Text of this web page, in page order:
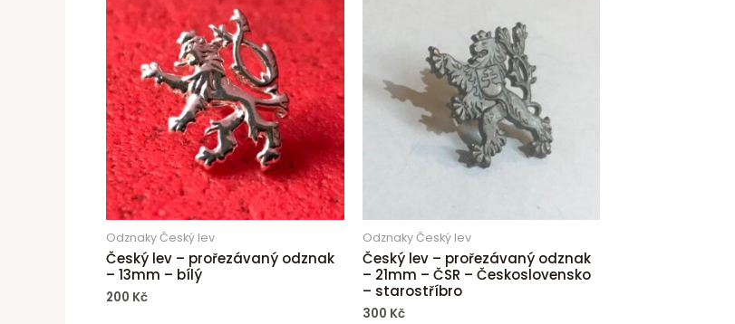
Odznaky Český lev
Český lev – prořezávaný odznak
– 13mm – bílý
200 Kč
Odznaky Český lev
Český lev – prořezávaný odznak
– 21mm – ČSR – Československo
– starostříbro
300 Kč